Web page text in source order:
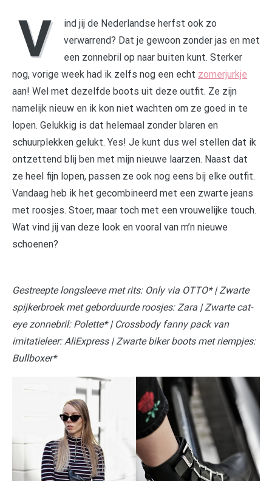
V
ind jij de Nederlandse herfst ook zo
verwarrend? Dat je gewoon zonder jas en met
een zonnebril op naar buiten kunt. Sterker
nog, vorige week had ik zelfs nog een echt zomerjurkje
aan! Wel met dezelfde boots uit deze outfit. Ze zijn
namelijk nieuw en ik kon niet wachten om ze goed in te
lopen. Gelukkig is dat helemaal zonder blaren en
schuurplekken gelukt. Yes! Je kunt dus wel stellen dat ik
ontzettend blij ben met mijn nieuwe laarzen. Naast dat
ze heel fijn lopen, passen ze ook nog eens bij elke outfit.
Vandaag heb ik het gecombineerd met een zwarte jeans
met roosjes. Stoer, maar toch met een vrouwelijke touch.
Wat vind jij van deze look en vooral van m’n nieuwe
schoenen?
Gestreepte longsleeve met rits: Only via OTTO* | Zwarte
spijkerbroek met geborduurde roosjes: Zara | Zwarte cat-
eye zonnebril: Polette* | Crossbody fanny pack van
imitatieleer: AliExpress | Zwarte biker boots met riempjes:
Bullboxer*